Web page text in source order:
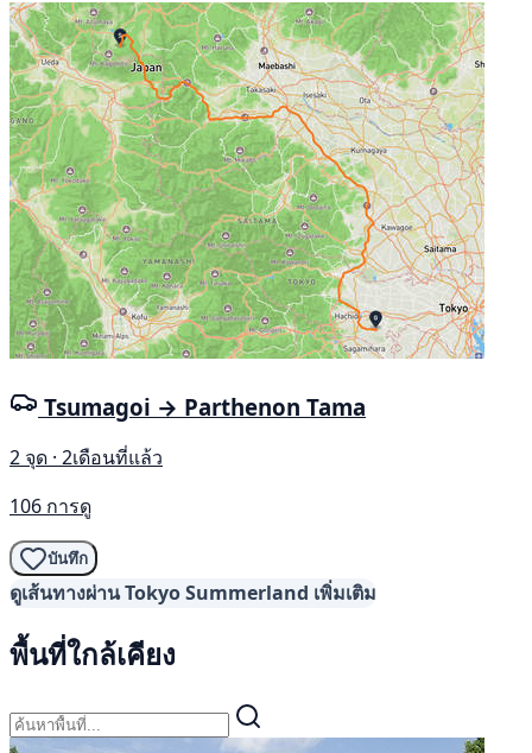
Tsumagoi → Parthenon Tama
2 จุด · 2เดือนที่แล้ว
106 การดู
บันทึก
ดูเส้นทางผ่าน Tokyo Summerland เพิ่มเติม
พื้นที่ใกล้เคียง